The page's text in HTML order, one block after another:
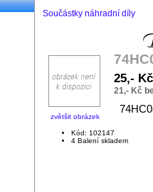
Součástky náhradní díly
zvětšit obrázek
25,-
21,- Kč
Kód: 102147
4 Balení skladem